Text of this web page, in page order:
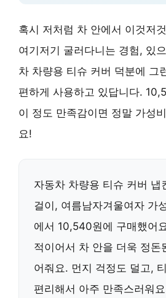
혹시 저처럼 차 안에서 이것저
여기저기 굴러다니는 경험, 있
차 차량용 티슈 커버 덕분에 그
편하게 사용하고 있답니다.
이 정도 만족감이면 정말 가성
요!
자동차 차량용 티슈 커버 냅
걸이, 여름남자겨울여자 가
에서 10,540원에 구매했어
적이어서 차 안을 더욱 정돈
어줘요. 먼지 걱정도 덜고,
편리해서 아주 만족스러워